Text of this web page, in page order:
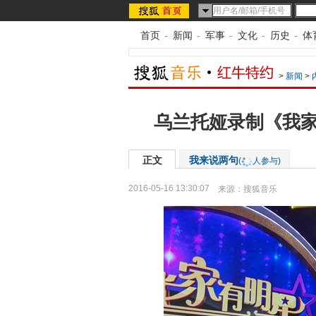
首页 - 新闻 - 军事 - 文化 - 历史 - 体
> 新闻 >
乌兰托娅录制《我
正文 我来说两句( 人参与)
2016-05-16 13:30:07 来源： 搜狐音乐